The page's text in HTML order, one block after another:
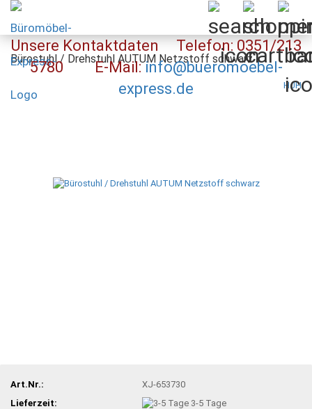
Unsere Kontaktdaten Telefon: 0351/213
5780 E-Mail:info@bueromoebel-
express.de
Bürostuhl / Drehstuhl AUTUM Netzstoff schwarz
HJH
Art.Nr.:
XJ-653730
Lieferzeit:
3-5 Tage